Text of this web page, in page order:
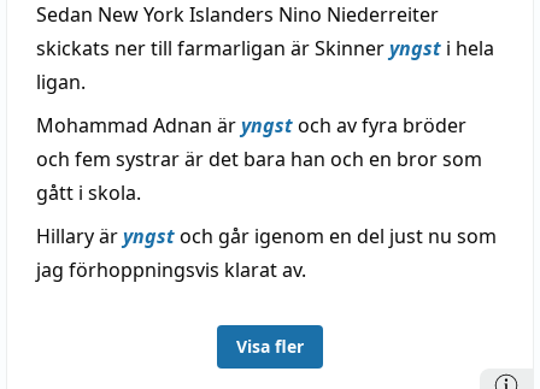
Sedan New York Islanders Nino Niederreiter
skickats ner till farmarligan är Skinneryngst i hela
ligan.
Mohammad Adnan äryngstoch av fyra bröder
och fem systrar är det bara han och en bror som
gått i skola.
Hillary äryngstoch går igenom en del just nu som
jag förhoppningsvis klarat av.
Visa fler